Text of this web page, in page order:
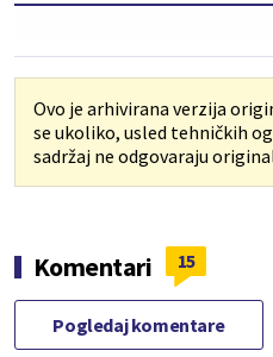
Ovo je arhivirana verzija
se ukoliko, usled tehničkih
sadržaj ne odgovaraju
Komentari 15
Pogledaj komentare